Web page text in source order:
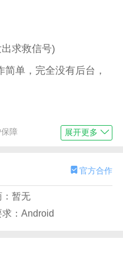
求救信号)
单，完全没有后台，
等场合营造派对狂欢
手电筒等手电筒节能
的手机手电筒，可轻
电筒
障 展开更多
官方合作
：暂无
求：Android